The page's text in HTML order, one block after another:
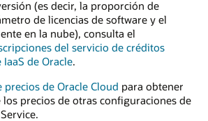
(es decir, la proporción de
de licencias de software y el
en la nube), consulta el
del servicio de créditos
IaaS de Oracle.
precios de Oracle Cloud para obtener
precios de otras configuraciones de